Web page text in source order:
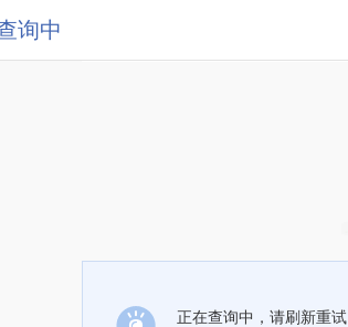
询中
正在查询中，请刷新重试